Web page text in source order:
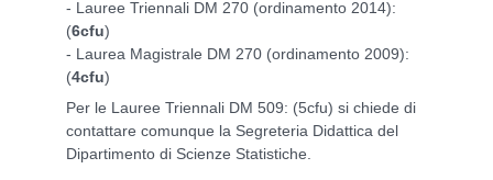
- Lauree Triennali DM 270 (ordinamento 2014):
(6cfu)
- Laurea Magistrale DM 270 (ordinamento 2009):
(4cfu)
Per le Lauree Triennali DM 509: (5cfu) si chiede di
contattare comunque la Segreteria Didattica del
Dipartimento di Scienze Statistiche.